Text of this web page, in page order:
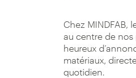
Chez MINDFAB,
au centre de nos
heureux
matériaux,
quotidien.